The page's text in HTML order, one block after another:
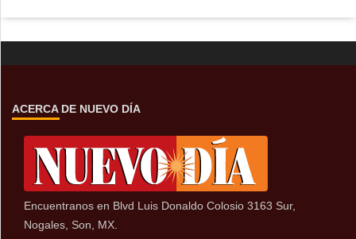
ACERCA DE NUEVO DÍA
Encuentranos en Blvd Luis Donaldo Colosio 3163 Sur,
Nogales, Son, MX.